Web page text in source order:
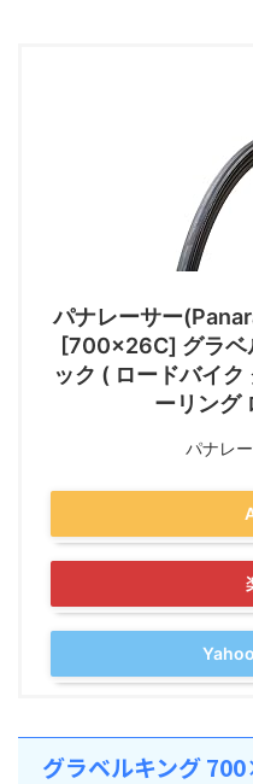
パナレーサー
[700×26C] グラベ
ック ( ロードバイ
ーリング
パナレ
グラベルキング